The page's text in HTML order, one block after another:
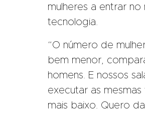
mulheres a entrar
tecnologia.
“O número de
bem menor,
homens. E nossos
executar as
mais baixo. Quero